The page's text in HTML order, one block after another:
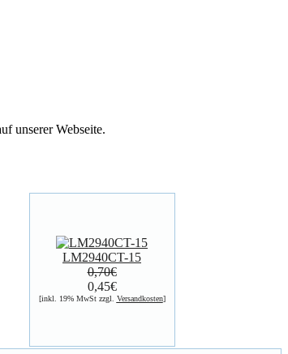
unserer Webseite.
LM2940CT-15
0,70€
0,45€
[inkl. 19% MwSt zzgl. Versandkosten]